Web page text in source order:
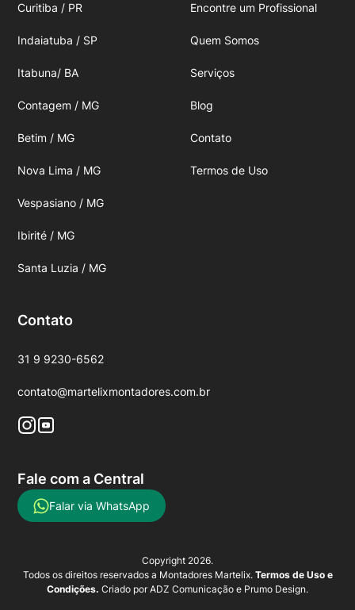
Curitiba / PR
Indaiatuba / SP
Itabuna/ BA
Contagem / MG
Betim / MG
Nova Lima / MG
Vespasiano / MG
Ibirité / MG
Santa Luzia / MG
Encontre um Profissional
Quem Somos
Serviços
Blog
Contato
Termos de Uso
Contato
31 9 9230-6562
contato@martelixmontadores.com.br
Fale com a Central
Falar via WhatsApp
Copyright 2026.
Todos os direitos reservados a Montadores Martelix. Termos de Uso e
Condições. Criado porADZ Comunicação e Prumo Design.